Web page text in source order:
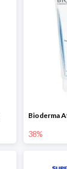
38%